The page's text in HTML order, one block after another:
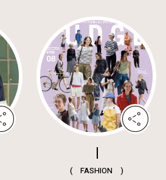
( FASHION )